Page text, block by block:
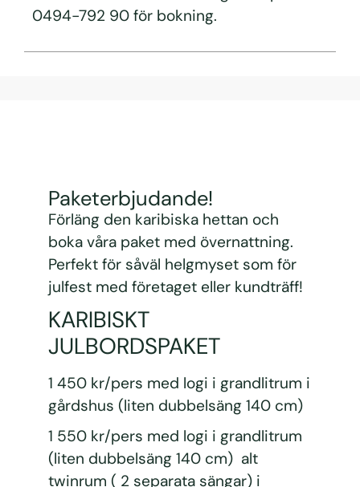
0494-792 90 för bokning.
Paketerbjudande!
Förläng den karibiska hettan och
boka våra paket med övernattning.
Perfekt för såväl helgmyset som för
julfest med företaget eller kundträff!
KARIBISKT
JULBORDSPAKET
1 450 kr/pers med logi i grandlitrum i
gårdshus (liten dubbelsäng 140 cm)
1 550 kr/pers med logi i grandlitrum
(liten dubbelsäng 140 cm) alt
twinrum ( 2 separata sängar) i